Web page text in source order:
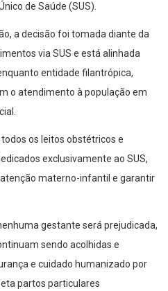
de Saúde (SUS).
a decisão foi tomada diante da
via SUS e está alinhada
entidade filantrópica,
o atendimento à população em
os leitos obstétricos e
exclusivamente ao SUS,
materno-infantil e garantir
gestante será prejudicada,
sendo acolhidas e
e cuidado humanizado por
partos particulares